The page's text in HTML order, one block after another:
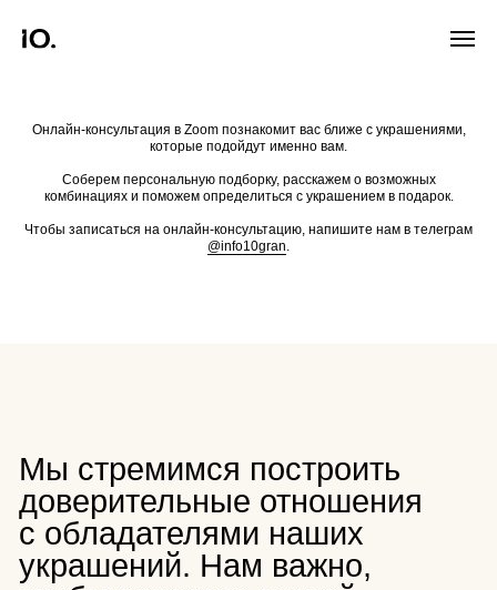
Онлайн-консультация в Zoom познакомит вас ближе с украшениями,
которые подойдут именно вам.
Соберем персональную подборку, расскажем о возможных
комбинациях и поможем определиться с украшением в подарок.
Чтобы записаться на онлайн-консультацию, напишите нам в телеграм
@info10gran.
Ниже рассказываем
о преимуществах каждого
уровня вашего знакомства
с брендом.